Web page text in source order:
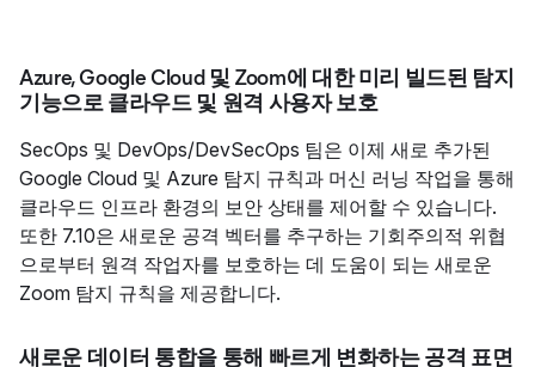
Azure, Google Cloud 및 Zoom에 대한 미리 빌드된 탐지
기능으로 클라우드 및 원격 사용자 보호
SecOps 및 DevOps/DevSecOps 팀은 이제 새로 추가된
Google Cloud 및 Azure 탐지 규칙과 머신 러닝 작업을 통해
클라우드 인프라 환경의 보안 상태를 제어할 수 있습니다.
또한 7.10은 새로운 공격 벡터를 추구하는 기회주의적 위협
으로부터 원격 작업자를 보호하는 데 도움이 되는 새로운
Zoom 탐지 규칙을 제공합니다.
새로운 데이터 통합을 통해 빠르게 변화하는 공격 표면